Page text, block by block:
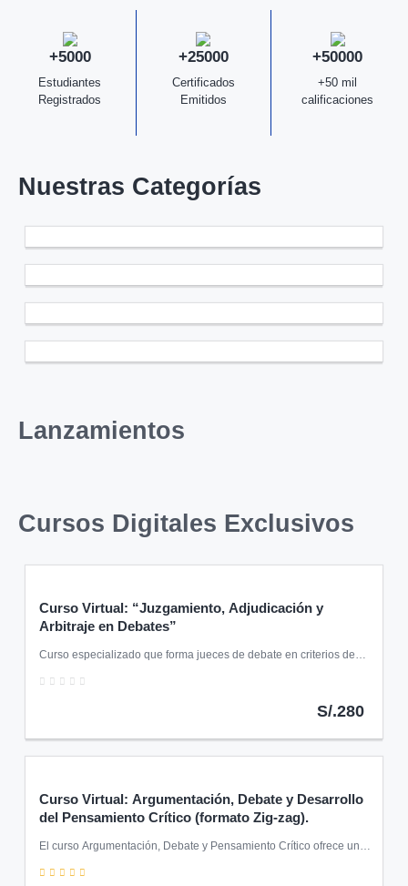
+5000
Estudiantes
Registrados
+25000
Certificados
Emitidos
+50000
+50 mil
calificaciones
Nuestras Categorías
Lanzamientos
Cursos Digitales Exclusivos
Curso Virtual: “Juzgamiento, Adjudicación y
Arbitraje en Debates”
Curso especializado que forma jueces de debate en criterios de
competencias académicas.
S/.280
Curso Virtual: Argumentación, Debate y Desarrollo
del Pensamiento Crítico (formato Zig-zag).
El curso Argumentación, Debate y Pensamiento Crítico ofrece un
debate académico bajo el formato zig-zag. Los participantes